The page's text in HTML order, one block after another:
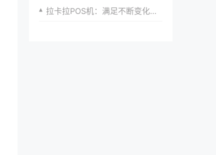
拉卡拉POS机：满足不断变化的支付需求